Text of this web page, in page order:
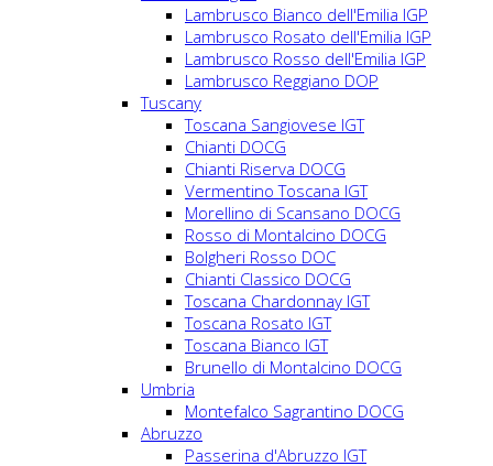
Lambrusco Bianco dell'Emilia IGP
Lambrusco Rosato dell'Emilia IGP
Lambrusco Rosso dell'Emilia IGP
Lambrusco Reggiano DOP
Tuscany
Toscana Sangiovese IGT
Chianti DOCG
Chianti Riserva DOCG
Vermentino Toscana IGT
Morellino di Scansano DOCG
Rosso di Montalcino DOCG
Bolgheri Rosso DOC
Chianti Classico DOCG
Toscana Chardonnay IGT
Toscana Rosato IGT
Toscana Bianco IGT
Brunello di Montalcino DOCG
Umbria
Montefalco Sagrantino DOCG
Abruzzo
Passerina d'Abruzzo IGT